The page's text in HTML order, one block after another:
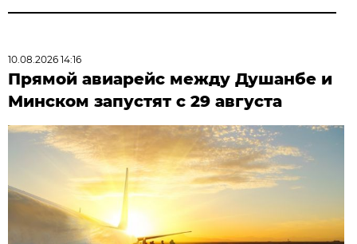
10.08.2026 14:16
Прямой авиарейс между Душанбе и
Минском запустят с 29 августа